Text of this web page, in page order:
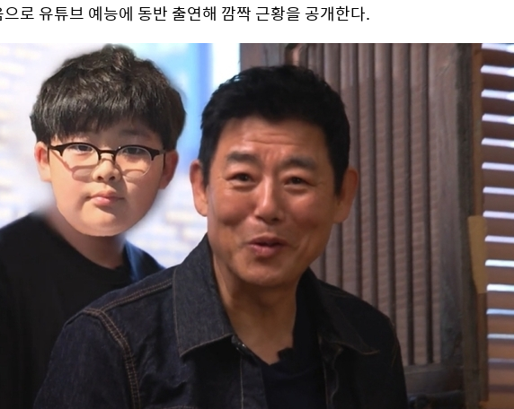
로 유튜브 예능에 동반 출연해 깜짝 근황을 공개한다.